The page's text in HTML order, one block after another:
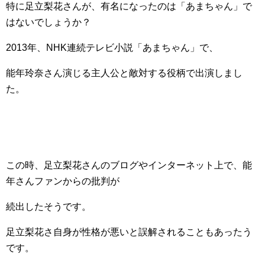
特に足立梨花さんが、有名になったのは「あまちゃん」で
はないでしょうか？
2013年、NHK連続テレビ小説「あまちゃん」で、
能年玲奈さん演じる主人公と敵対する役柄で出演しまし
た。
この時、足立梨花さんのブログやインターネット上で、能
年さんファンからの批判が
続出したそうです。
足立梨花さ自身が性格が悪いと誤解されることもあったう
です。